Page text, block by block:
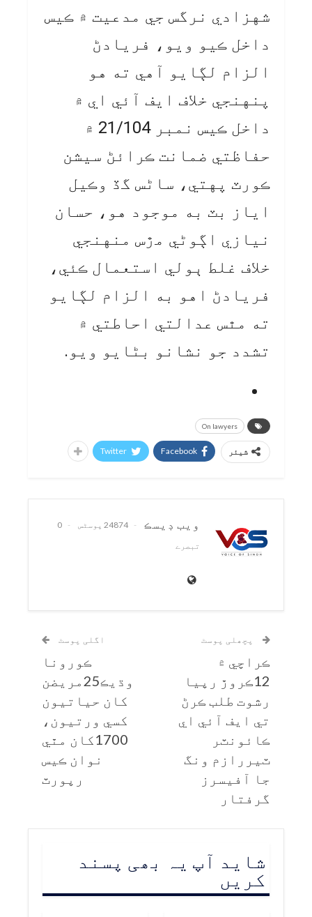
شهزادي نرگس جي مدعيت ۾ ڪيس
داخل ڪيو ويو، فريادڻ
الزام لڳايو آهي ته هو
پنهنجي خلاف ايف آئي اي ۾
داخل ڪيس نمبر 21/104 ۾
حفاظتي ضمانت ڪرائڻ سيشن
ڪورٽ پهتي، ساڻس گڏ وڪيل
اياز بٽ به موجود هو، حسان
نيازي اڳوڻي مڙس منهنجي
خلاف غلط ٻولي استعمال ڪئي،
فريادڻ اهو به الزام لڳايو
ته مٿس عدالتي احاطتي ۾
تشدد جو نشانو بڻايو ويو.
On lawyers
شیئر Facebook
Twitter
ويب ڊيسڪ 24874 پوسٹس
0
تبصرے
پچھلی پوسٹ
ڪراچي ۾
12ڪروڙ رپيا
رشوت طلب ڪرڻ
تي ايف آئي اي
ڪائونٽر
ٽيررازم ونگ
جا آفيسرز
گرفتار
اگلی پوسٹ
ڪورونا
وڌيڪ25مريضن
کان حياتيون
کسي ورتيون،
1700کان مٿي
نوان ڪيس
رپورٽ
شاید آپ یہ بھی پسند
کریں